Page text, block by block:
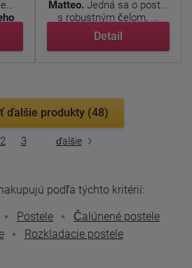
Matteo. Jedná sa o posteľ
s robustným čelom, ...
Detail
ďalšie produkty (48)
3
2 ďalšie
podľa týchto kritérií:
Postele
Čalúnené postele
Rozkladacie postele